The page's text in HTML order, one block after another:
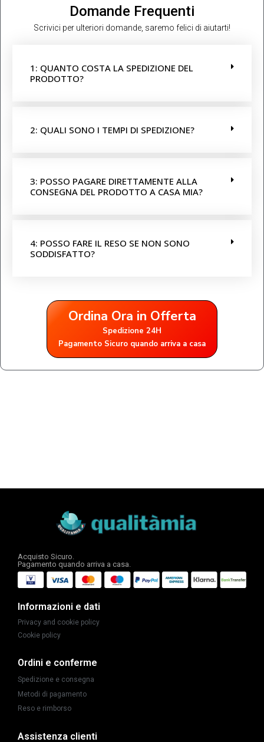
Domande Frequenti
Scrivici per ulteriori domande, saremo felici di aiutarti!
1: QUANTO COSTA LA SPEDIZIONE DEL
PRODOTTO?
2: QUALI SONO I TEMPI DI SPEDIZIONE?
3: POSSO PAGARE DIRETTAMENTE ALLA
CONSEGNA DEL PRODOTTO A CASA MIA?
4: POSSO FARE IL RESO SE NON SONO
SODDISFATTO?
Ordina Ora in Offerta
Spedizione 24H
Pagamento Sicuro quando arriva a casa
Acquisto Sicuro.
Pagamento quando arriva a casa.
Informazioni e dati
Privacy and cookie policy
Cookie policy
Ordini e conferme
Spedizione e consegna
Metodi di pagamento
Reso e rimborso
Assistenza clienti